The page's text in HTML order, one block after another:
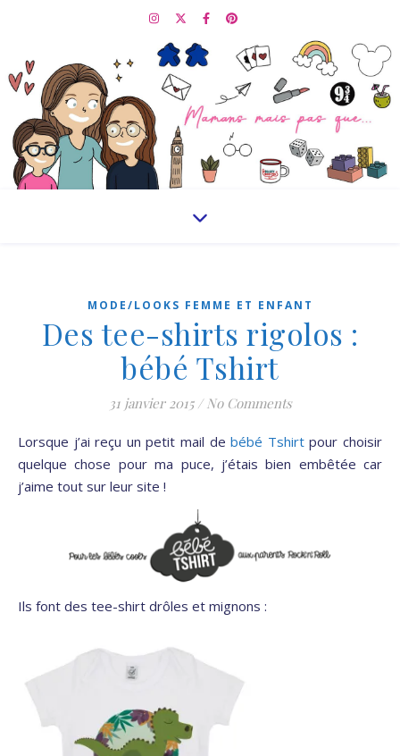
MODE/LOOKS FEMME ET ENFANT
Des tee-shirts rigolos :
bébé Tshirt
31 janvier 2015 / No Comments
Lorsque j’ai reçu un petit mail debébé Tshirtpour choisir
quelque chose pour ma puce, j’étais bien embêtée car
j’aime tout sur leur site !
Ils font des tee-shirt drôles et mignons :